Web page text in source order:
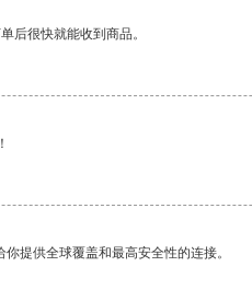
后很快就能收到商品。
提供全球覆盖和最高安全性的连接。